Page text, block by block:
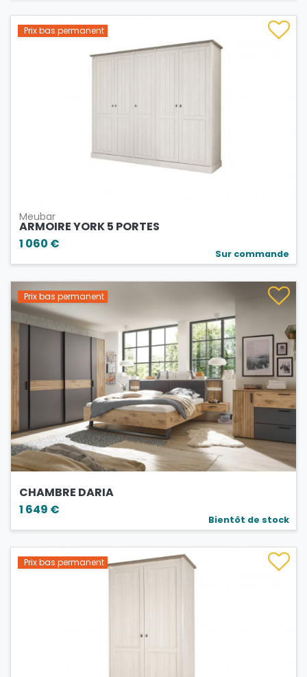
Prix bas permanent
Meubar
ARMOIRE YORK 5 PORTES
1 060 €
Sur commande
Prix bas permanent
CHAMBRE DARIA
1 649 €
Bientôt de stock
Prix bas permanent